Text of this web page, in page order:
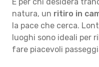
natura, un ritiro in
la pace che cerca.
luoghi sono ideali per
fare piacevoli